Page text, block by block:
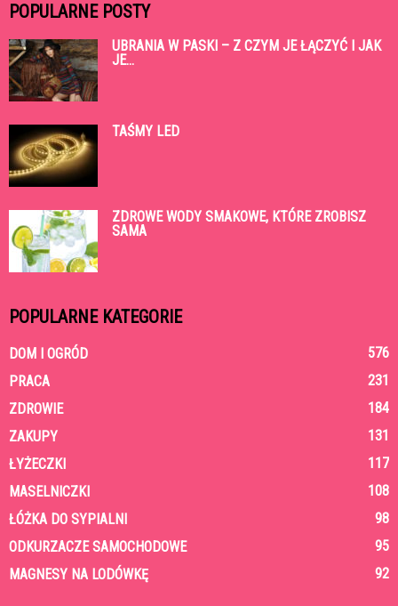
POPULARNE POSTY
UBRANIA W PASKI – Z CZYM JE ŁĄCZYĆ I JAK
JE...
TAŚMY LED
ZDROWE WODY SMAKOWE, KTÓRE ZROBISZ
SAMA
POPULARNE KATEGORIE
DOM I OGRÓD
576
PRACA
231
ZDROWIE
184
ZAKUPY
131
ŁYŻECZKI
117
MASELNICZKI
108
ŁÓŻKA DO SYPIALNI
98
ODKURZACZE SAMOCHODOWE
95
MAGNESY NA LODÓWKĘ
92